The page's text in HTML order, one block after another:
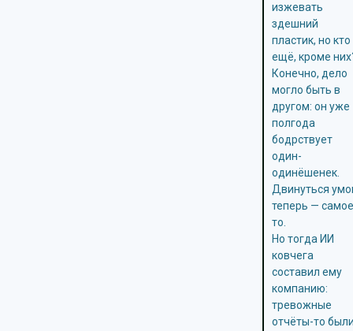
изжевать
здешний
пластик, но кто
ещё, кроме
Конечно, дело
могло быть в
другом: он уже
полгода
бодрствует
один-
одинёшенек.
Двинуться
теперь —
то.
Но тогда ИИ
ковчега
составил ему
компанию:
тревожные
отчёты-то